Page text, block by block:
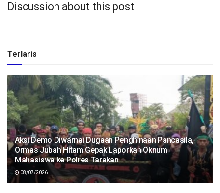
Discussion about this post
Terlaris
Aksi Demo Diwarnai Dugaan Penghinaan Pancasila,
Ormas Jubah Hitam Gepak Laporkan Oknum
Mahasiswa ke Polres Tarakan
08/07/2026